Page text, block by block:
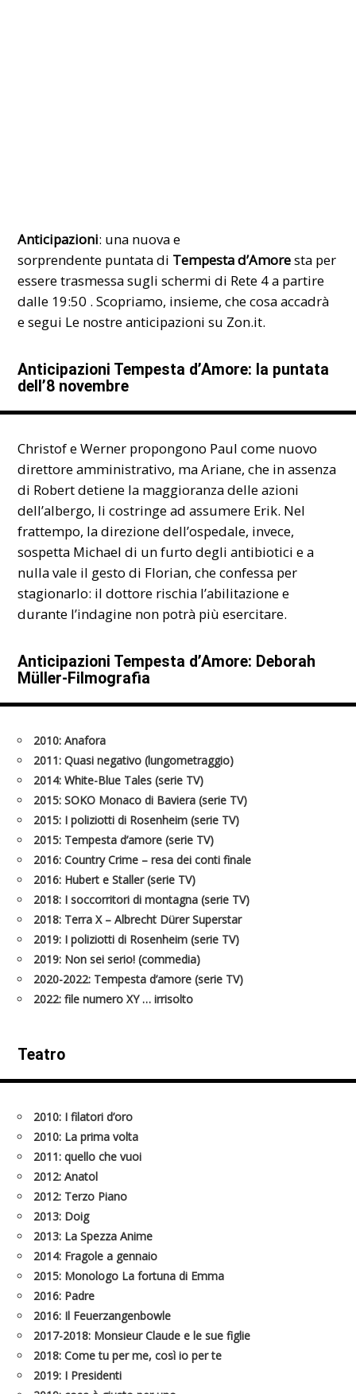
Anticipazioni: una nuova e
sorprendente puntata di Tempesta d’Amoresta per
essere trasmessa sugli schermi di Rete 4a partire
dalle 19:50 . Scopriamo, insieme, che cosa accadrà
e segui Le nostreanticipazioni su Zon.it.
Anticipazioni Tempesta d’Amore: la puntata
dell’8 novembre
Christof e Werner propongono Paul come nuovo
direttore amministrativo, ma Ariane, che in assenza
di Robert detiene la maggioranza delle azioni
dell’albergo, li costringe ad assumere Erik. Nel
frattempo, la direzione dell’ospedale, invece,
sospetta Michael di un furto degli antibiotici e a
nulla vale il gesto di Florian, che confessa per
stagionarlo: il dottore rischia l’abilitazione e
durante l’indagine non potrà più esercitare.
Anticipazioni Tempesta d’Amore: Deborah
Müller-Filmografia
2010: Anafora
2011: Quasi negativo (lungometraggio)
2014: White-Blue Tales (serie TV)
2015: SOKO Monaco di Baviera (serie TV)
2015: I poliziotti di Rosenheim (serie TV)
2015: Tempesta d’amore (serie TV)
2016: Country Crime – resa dei conti finale
2016: Hubert e Staller (serie TV)
2018: I soccorritori di montagna (serie TV)
2018: Terra X – Albrecht Dürer Superstar
2019: I poliziotti di Rosenheim (serie TV)
2019: Non sei serio! (commedia)
2020-2022: Tempesta d’amore (serie TV)
2022: file numero XY … irrisolto
Teatro
2010: I filatori d’oro
2010: La prima volta
2011: quello che vuoi
2012: Anatol
2012: Terzo Piano
2013: Doig
2013: La Spezza Anime
2014: Fragole a gennaio
2015: Monologo La fortuna di Emma
2016: Padre
2016: Il Feuerzangenbowle
2017-2018: Monsieur Claude e le sue figlie
2018: Come tu per me, così io per te
2019: I Presidenti